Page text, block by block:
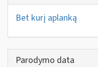
Bet kurį aplanką
Parodymo data